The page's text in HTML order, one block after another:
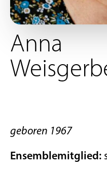
Anna
geboren 1967
Ensemblemitglied: